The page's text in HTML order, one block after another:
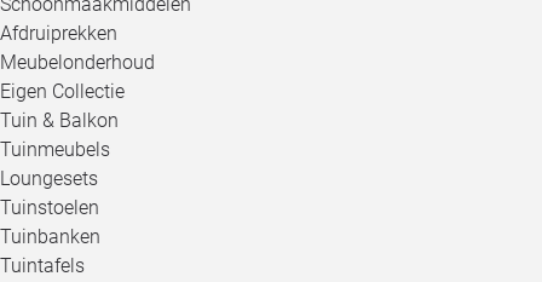
Afdruiprekken
Meubelonderhoud
Eigen Collectie
Tuin & Balkon
Tuinmeubels
Loungesets
Tuinstoelen
Tuinbanken
Tuintafels